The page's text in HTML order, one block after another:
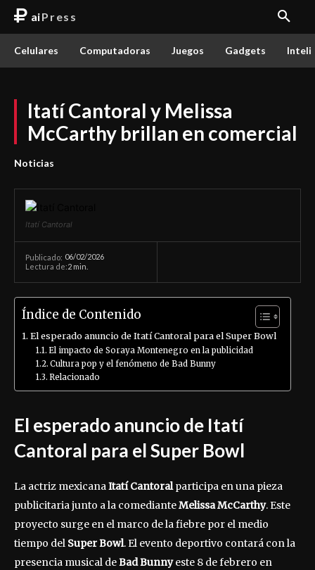
aiPress
Celulares Computadoras Juegos Gadgets
Itatí Cantoral y Melissa
McCarthy brillan en comercial
Noticias
Itatí Cantoral
Publicado: 06/02/2026
Lectura de:2 min.
Índice de Contenido
El esperado anuncio de Itatí Cantoral para el Super Bowl
El impacto de Soraya Montenegro en la publicidad
Cultura pop y el fenómeno de Bad Bunny
Relacionado
El esperado anuncio de Itatí
Cantoral para el Super Bowl
La actriz mexicanaItatí Cantoralparticipa en una pieza
publicitaria junto a la comedianteMelissa McCarthy. Este
proyecto surge en el marco de la fiebre por el medio
tiempo del Super Bowl. El evento deportivo contará con la
presencia musical deBad Bunnyeste 8 de febrero en